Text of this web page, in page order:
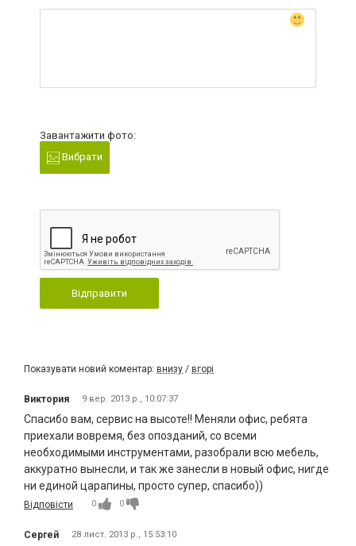
Завантажити фото:
Вибрати
Відправити
Показувати новий коментар: внизу / вгорі
Виктория 9 вер. 2013 р., 10:07:37
Спасибо вам, сервис на высоте!! Меняли офис, ребята
приехали вовремя, без опозданий, со всеми
необходимыми инструментами, разобрали всю мебель,
аккуратно вынесли, и так же занесли в новый офис, нигде
ни единой царапины, просто супер, спасибо))
Відповісти 0 0
Сергей 28 лист. 2013 р., 15:53:10